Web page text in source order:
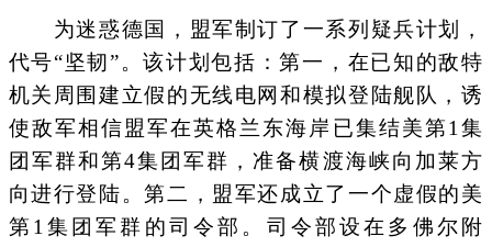
为迷惑德国，盟军制订了一系列疑兵计划，
代号“坚韧”。该计划包括：第一，在已知的敌特
机关周围建立假的无线电网和模拟登陆舰队，诱
使敌军相信盟军在英格兰东海岸已集结美第1集
团军群和第4集团军群，准备横渡海峡向加莱方
向进行登陆。第二，盟军还成立了一个虚假的美
第1集团军群的司令部。司令部设在多佛尔附